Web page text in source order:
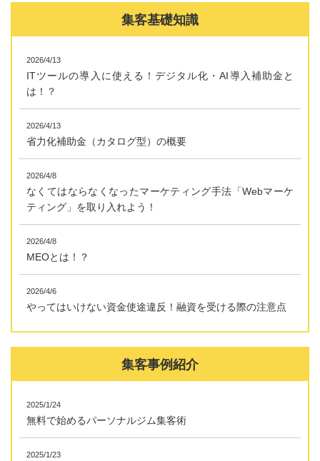
集客基礎知識
2026/4/13
ITツールの導入に使える！デジタル化・AI導入補助金と
は！？
2026/4/13
省力化補助金（カタログ型）の概要
2026/4/8
なくてはならなくなったマーケティング手法「Webマーケ
ティング」を取り入れよう！
2026/4/8
MEOとは！？
2026/4/6
やってはいけない資金使途違反！融資を受ける際の注意点
集客事例紹介
2025/1/24
無料で始めるパーソナルジム集客術
2025/1/23